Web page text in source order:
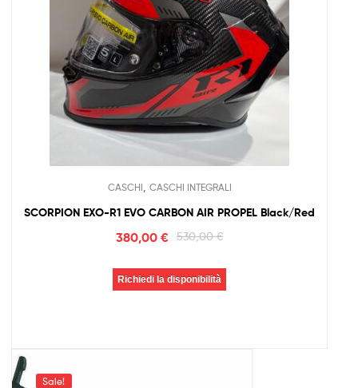
CASCHI CASCHI INTEGRALI
SCORPION EXO-R1 EVO CARBON AIR PROPEL Black/Red
530,00€
380,00€
Richiedi la disponibilità
Sale!